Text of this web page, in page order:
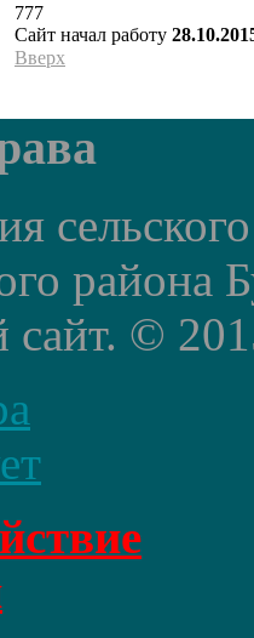
777
Сайт начал работу
Вверх
района
©